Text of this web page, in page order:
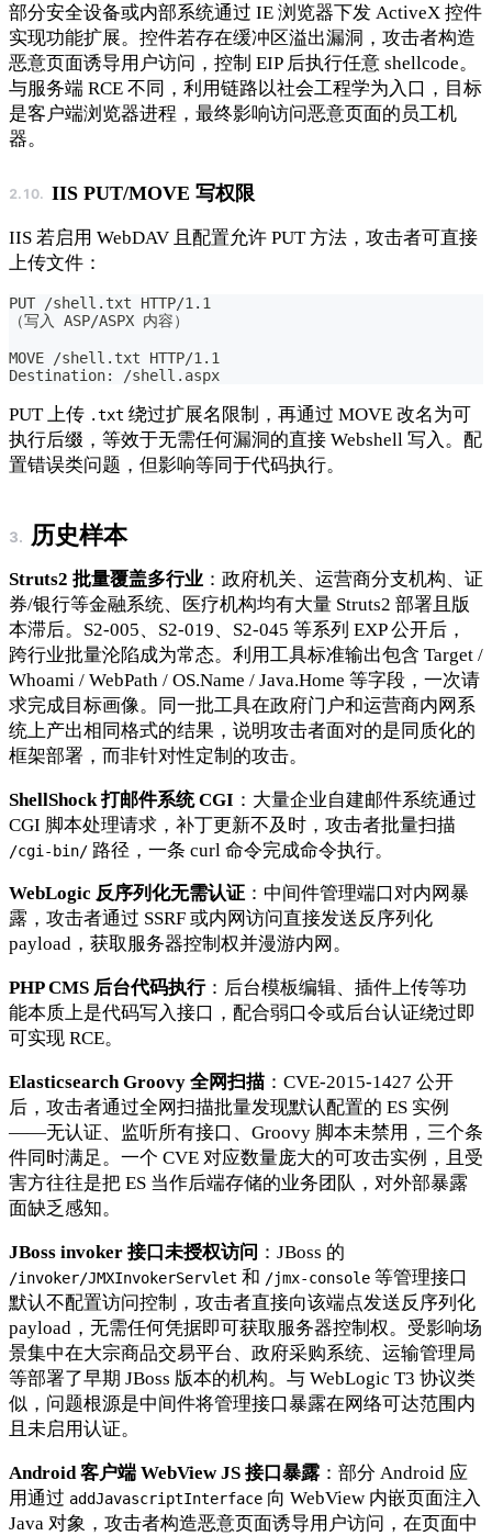
部分安全设备或内部系统通过 IE 浏览器下发 ActiveX 控件
实现功能扩展。控件若存在缓冲区溢出漏洞，攻击者构造
恶意页面诱导用户访问，控制 EIP 后执行任意 shellcode。
与服务端 RCE 不同，利用链路以社会工程学为入口，目标
是客户端浏览器进程，最终影响访问恶意页面的员工机
器。
IIS PUT/MOVE 写权限
IIS 若启用 WebDAV 且配置允许 PUT 方法，攻击者可直接
上传文件：
PUT /shell.txt HTTP/1.1
（写入 ASP/ASPX 内容）
MOVE /shell.txt HTTP/1.1
Destination: /shell.aspx
PUT 上传 .txt 绕过扩展名限制，再通过 MOVE 改名为可
执行后缀，等效于无需任何漏洞的直接 Webshell 写入。配
置错误类问题，但影响等同于代码执行。
历史样本
Struts2 批量覆盖多行业 ：政府机关、运营商分支机构、证
券/银行等金融系统、医疗机构均有大量 Struts2 部署且版
本滞后。S2-005、S2-019、S2-045 等系列 EXP 公开后，
跨行业批量沦陷成为常态。利用工具标准输出包含 Target /
Whoami / WebPath / OS.Name / Java.Home 等字段，一次请
求完成目标画像。同一批工具在政府门户和运营商内网系
统上产出相同格式的结果，说明攻击者面对的是同质化的
框架部署，而非针对性定制的攻击。
ShellShock 打邮件系统 CGI ：大量企业自建邮件系统通过
CGI 脚本处理请求，补丁更新不及时，攻击者批量扫描
/cgi-bin/ 路径，一条 curl 命令完成命令执行。
WebLogic 反序列化无需认证 ：中间件管理端口对内网暴
露，攻击者通过 SSRF 或内网访问直接发送反序列化
payload，获取服务器控制权并漫游内网。
PHP CMS 后台代码执行：后台模板编辑、插件上传等功
能本质上是代码写入接口，配合弱口令或后台认证绕过即
可实现 RCE。
Elasticsearch Groovy 全网扫描 ：CVE-2015-1427 公开
后，攻击者通过全网扫描批量发现默认配置的 ES 实例
——无认证、监听所有接口、Groovy 脚本未禁用，三个条
件同时满足。一个 CVE 对应数量庞大的可攻击实例，且受
害方往往是把 ES 当作后端存储的业务团队，对外部暴露
面缺乏感知。
JBoss invoker 接口未授权访问 ：JBoss 的
/invoker/JMXInvokerServlet 和 /jmx-console 等管理接口
默认不配置访问控制，攻击者直接向该端点发送反序列化
payload，无需任何凭据即可获取服务器控制权。受影响场
景集中在大宗商品交易平台、政府采购系统、运输管理局
等部署了早期 JBoss 版本的机构。与 WebLogic T3 协议类
似，问题根源是中间件将管理接口暴露在网络可达范围内
且未启用认证。
Android 客户端 WebView JS 接口暴露 ：部分 Android 应
用通过 addJavascriptInterface 向 WebView 内嵌页面注入
Java 对象，攻击者构造恶意页面诱导用户访问，在页面中